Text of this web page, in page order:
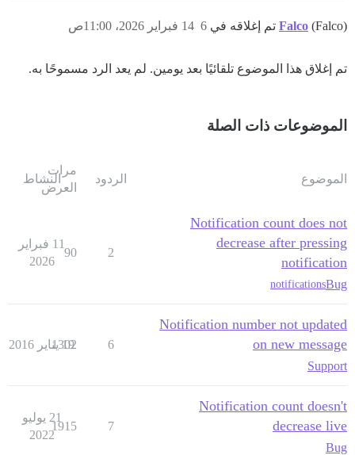
Falco (Falco) تم إغلاقه في 14 فبراير 2026، 11:00ص 6
تم إغلاق هذا الموضوع تلقائيًا بعد يومين. لم يعد الرد مسموحًا به.
الموضوعات ذات الصلة
الموضوع الردود
مرات
العرض
النشاط
Notification count does not
decrease after pressing
notification
Bug
notifications
2
90
11 فبراير
2026
Notification number not updated
on new message
Support
6
1302
19 يناير 2016
Notification count doesn't
decrease live
Bug
7
1915
21 يوليو
2022